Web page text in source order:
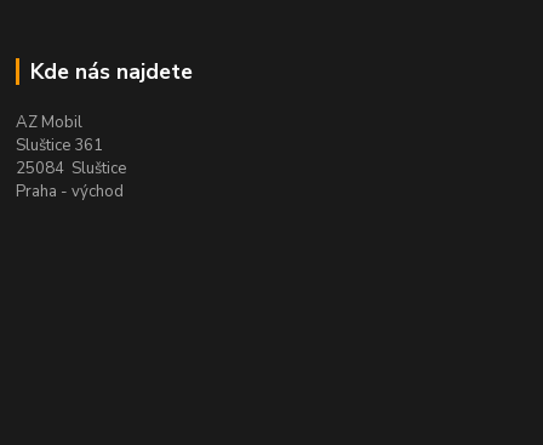
Kde nás najdete
AZ Mobil
Sluštice 361
25084 Sluštice
Praha - východ